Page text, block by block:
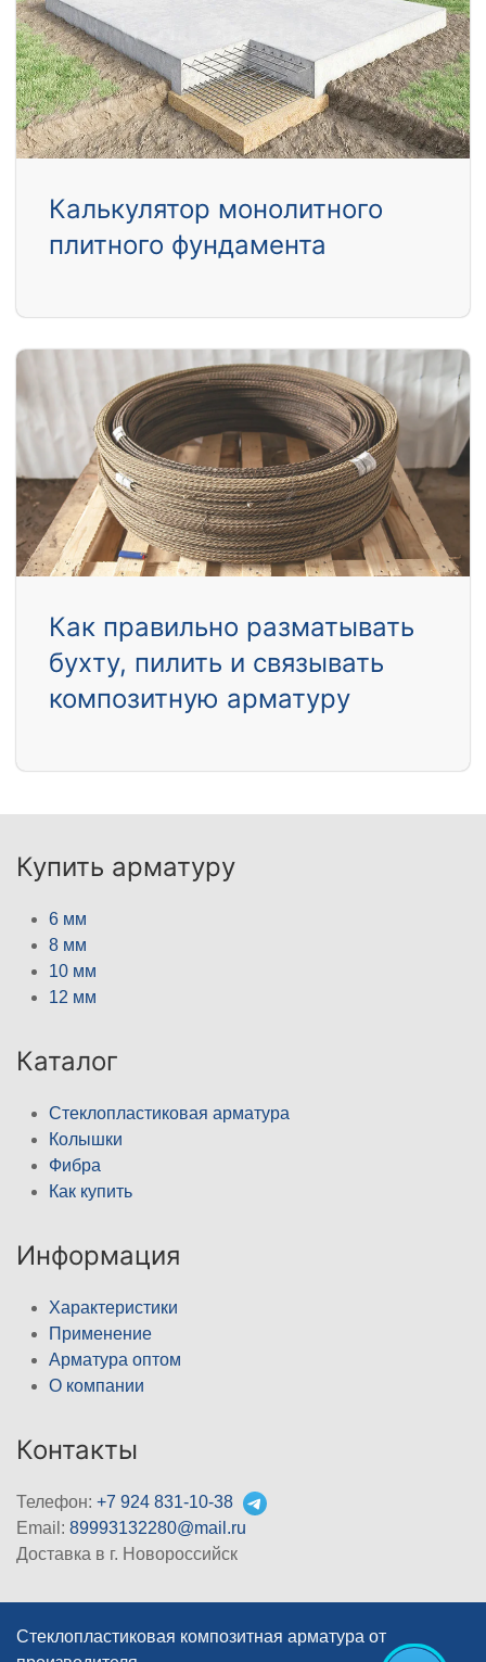
Калькулятор монолитного
плитного фундамента
Как правильно разматывать
бухту, пилить и связывать
композитную арматуру
Купить арматуру
6 мм
8 мм
10 мм
12 мм
Каталог
Стеклопластиковая арматура
Колышки
Фибра
Как купить
Информация
Характеристики
Применение
Арматура оптом
О компании
Контакты
Телефон: +7 924 831-10-38
Email: 89993132280@mail.ru
Доставка в г. Новороссийск
Стеклопластиковая композитная арматура от